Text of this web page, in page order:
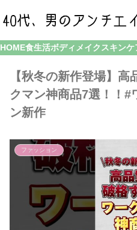
HOME食生活ボディメイク スキンケ
【秋冬の新作登場】
クマン神商品7選！！#
ン新作
ファッション